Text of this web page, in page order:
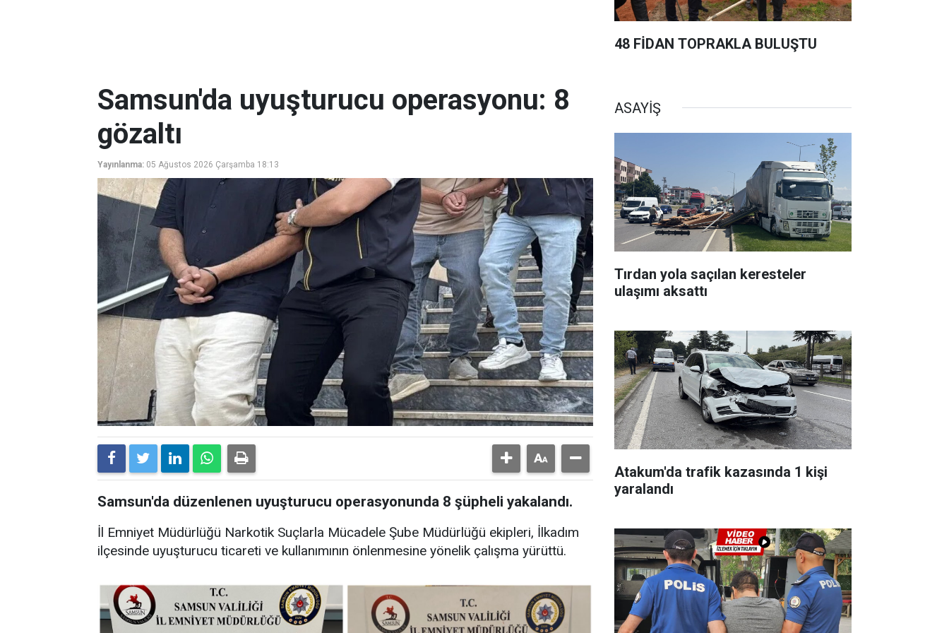
48 FİDAN TOPRAKLA BULUŞTU
Samsun'da uyuşturucu operasyonu: 8
gözaltı
Yayınlanma: 05 Ağustos 2026 Çarşamba 18:13
Samsun'da düzenlenen uyuşturucu operasyonunda 8 şüpheli yakalandı.
İl Emniyet Müdürlüğü Narkotik Suçlarla Mücadele Şube Müdürlüğü ekipleri, İlkadım
ilçesinde uyuşturucu ticareti ve kullanımının önlenmesine yönelik çalışma yürüttü.
ASAYİŞ
Tırdan yola saçılan keresteler
ulaşımı aksattı
Atakum'da trafik kazasında 1 kişi
yaralandı